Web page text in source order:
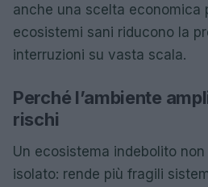
anche una scelta economica
ecosistemi sani riducono la
interruzioni su vasta scala.
Perché l’ambiente
rischi
Un ecosistema indebolito
isolato: rende più fragili